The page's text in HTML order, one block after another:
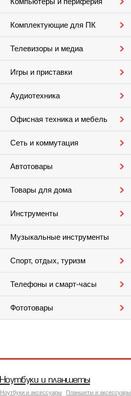
Комплектующие для ПК
Телевизоры и медиа
Игры и приставки
Аудиотехника
Офисная техника и мебель
Сеть и коммутация
Автотовары
Товары для дома
Инструменты
Музыкальные инструменты
Спорт, отдых, туризм
Телефоны и смарт-часы
Фототовары
Ноутбуки и планшеты
Ноутбуки и аксессуары
Планшеты и аксессуары